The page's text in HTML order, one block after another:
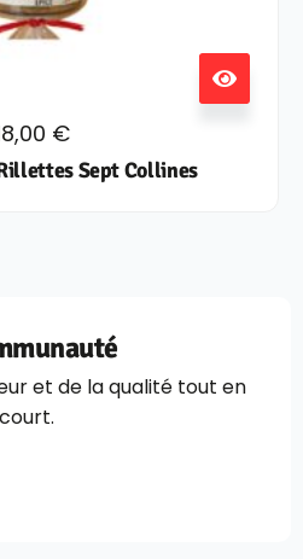
€
Sept Collines
et de la qualité tout en